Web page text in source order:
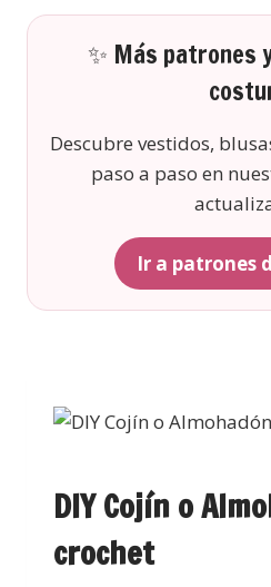
✨ Más patrones
Descubre vestidos,
paso a paso en
Ir a patrones
DIY Cojín o
crochet